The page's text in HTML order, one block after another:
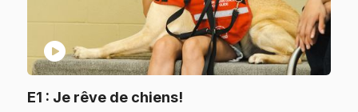
play_circle
E1 : Je rêve de chiens!